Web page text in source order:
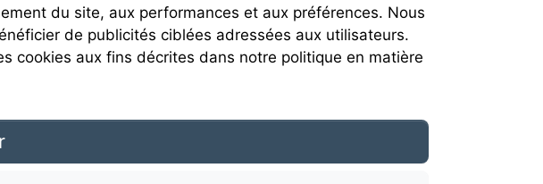
du site, aux performances et aux préférences. Nous
de publicités ciblées adressées aux utilisateurs.
cookies aux fins décrites dans notre politique en matière